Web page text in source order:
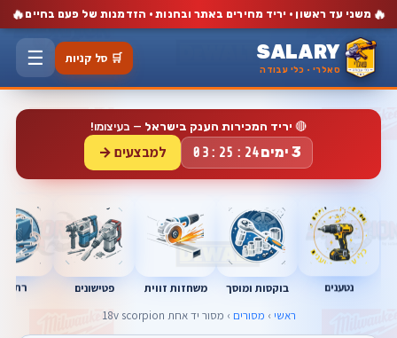
🔥 משני עד ראשון · יריד מחירים באתר ובחנות · הזדמנות של פעם בחיים🔥
SALARY
סאלרי · כלי עבודה
🛒 סל קניות ☰
🔴 יריד המכירות הענק בישראל — בעיצומו!
3 ימים 03:25:23 למבצעים →
נטענים בוקסות ומוסך משחזות זווית פטישונים
ראשי › מסורים › מסור יד אחת 18v scorpion